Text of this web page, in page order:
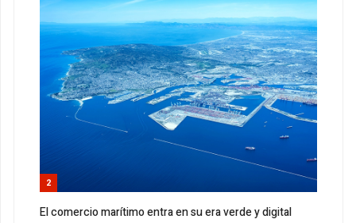
2
El comercio marítimo entra en su era verde y digital